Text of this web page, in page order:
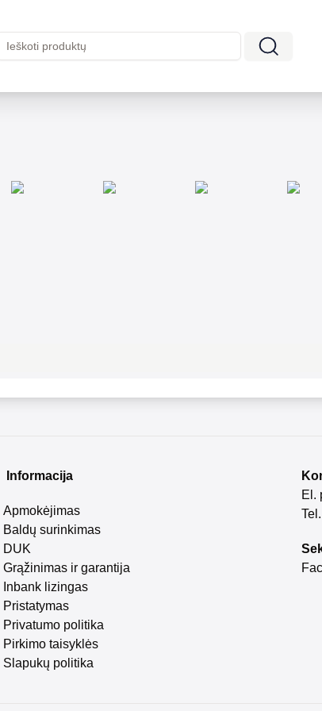
Informacija
Apmokėjimas
Baldų surinkimas
DUK
Grąžinimas ir garantija
Inbank lizingas
Pristatymas
Privatumo politika
Pirkimo taisyklės
Slapukų politika
El.